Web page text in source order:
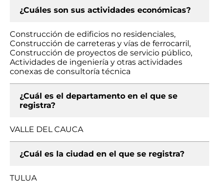
¿Cuáles son sus actividades económicas?
Construcción de edificios no residenciales,
Construcción de carreteras y vías de ferrocarril,
Construcción de proyectos de servicio público,
Actividades de ingeniería y otras actividades
conexas de consultoría técnica
¿Cuál es el departamento en el que se
registra?
VALLE DEL CAUCA
¿Cuál es la ciudad en el que se registra?
TULUA